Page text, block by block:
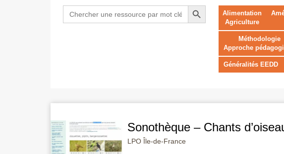
Search
for:
Search Button
Alimentation
Agriculture
Méthodologie
Approche
Généralités EEDD
Sonothèque – Chants
LPO Île-de-France